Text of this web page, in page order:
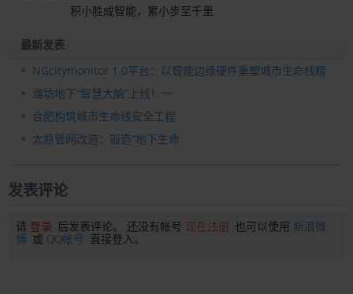
积小胜成智能，累小步至千里
最新发表
NGcitymonitor 1.0平台：以智能边缘硬件重塑城市生命线精
准运维新范式
潍坊地下“智慧大脑”上线！一
合肥构筑城市生命线安全工程
太原管网改造：锻造“地下生命
发表评论
请 登录 后发表评论。 还没有帐号 现在注册 也可以使用 新浪微
博 或 QQ帐号 直接登入。